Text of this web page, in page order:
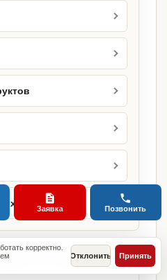
изделий
по этому
корректно.
Отклонить Принять
Заявка Позвонить